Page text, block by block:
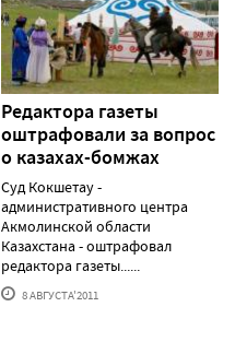
Редактора газеты
оштрафовали за вопрос
о казахах-бомжах
Суд Кокшетау -
административного центра
Акмолинской области
Казахстана - оштрафовал
редактора газеты......
8 АВГУСТА'2011